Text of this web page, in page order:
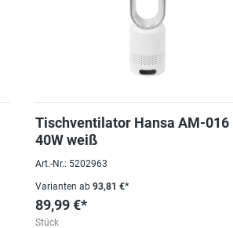
Tischventilator Hansa AM-016
40W weiß
Art.-Nr.: 5202963
Varianten ab 93,81 €*
89,99 €*
Stück